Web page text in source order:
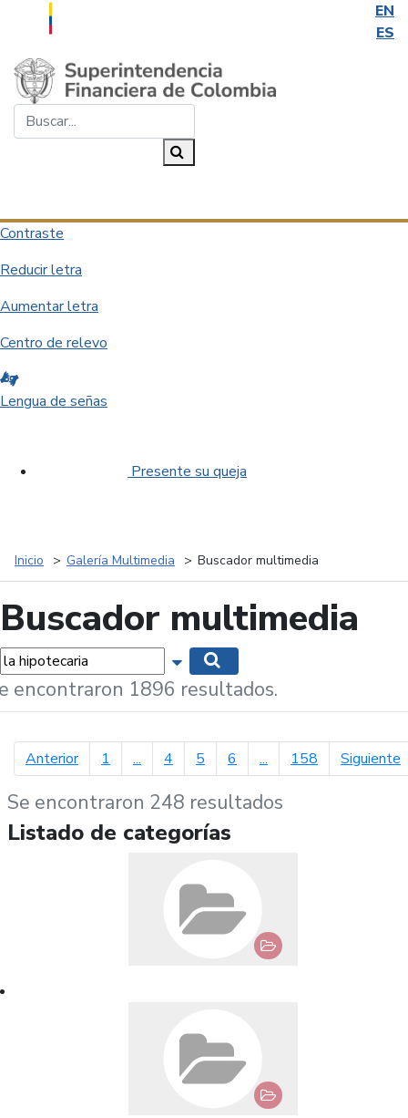
EN
ES
Saltar al contenido principal
Contraste
Reducir letra
Aumentar letra
Centro de relevo
Lengua de señas
Presente su queja
Inicio Galería Multimedia Buscador multimedia
Buscador multimedia
Mostrar opciones de búsqueda
encontraron 1896 resultados.
Anteriorpágina anterior
1 ... 4 5 6 ... 158 Siguiente
Se encontraron 248 resultados
Listado de categorías